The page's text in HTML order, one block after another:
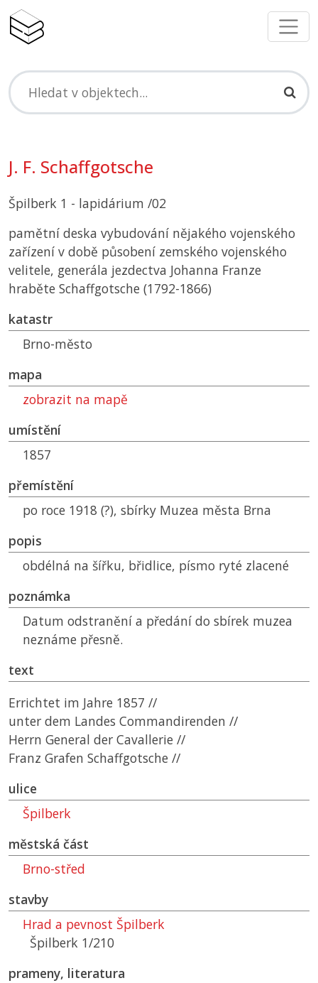
J. F. Schaffgotsche
Špilberk 1 - lapidárium /02
pamětní deska vybudování nějakého vojenského
zařízení v době působení zemského vojenského
velitele, generála jezdectva Johanna Franze
hraběte Schaffgotsche (1792-1866)
katastr
Brno-město
mapa
zobrazit na mapě
umístění
1857
přemístění
po roce 1918 (?), sbírky Muzea města Brna
popis
obdélná na šířku, břidlice, písmo ryté zlacené
poznámka
Datum odstranění a předání do sbírek muzea
neznáme přesně.
text
Errichtet im Jahre 1857 //
unter dem Landes Commandirenden //
Herrn General der Cavallerie //
Franz Grafen Schaffgotsche //
ulice
Špilberk
městská část
Brno-střed
stavby
Hrad a pevnost Špilberk
Špilberk 1/210
prameny, literatura